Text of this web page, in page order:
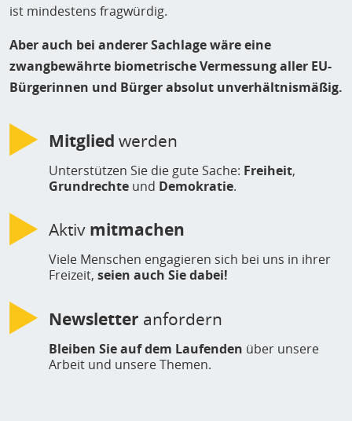
ist mindestens fragwürdig.
Aber auch bei anderer Sachlage wäre eine
zwangbewährte biometrische Vermessung aller EU-
Bürgerinnen und Bürger absolut unverhältnismäßig.
Mitglied werden
Unterstützen Sie die gute Sache: Freiheit,
Grundrechte und Demokratie.
Aktiv mitmachen
Viele Menschen engagieren sich bei uns in ihrer
Freizeit, seien auch Sie dabei!
Newsletter anfordern
Bleiben Sie auf dem Laufenden über unsere
Arbeit und unsere Themen.